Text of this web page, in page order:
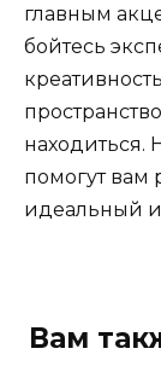
главным
бойтесь
находиться.
помогут вам
идеальный
Вам